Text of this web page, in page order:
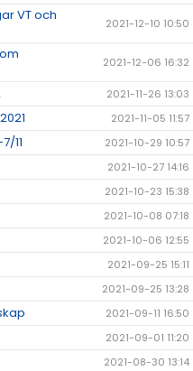
VT och
2021-12-10 10:50
2021-12-06 16:32
2021-11-26 13:03
2021-11-05 11:57
11 2021-10-29 10:57
2021-10-27 14:16
2021-10-23 15:38
2021-10-08 07:18
2021-10-06 12:55
2021-09-25 15:11
2021-09-25 13:28
2021-09-11 16:50
2021-09-01 11:20
2021-08-30 13:14